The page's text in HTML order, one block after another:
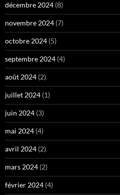
décembre 2024 (8)
novembre 2024 (7)
octobre 2024 (5)
septembre 2024 (4)
août 2024 (2)
juillet 2024 (1)
juin 2024 (3)
mai 2024 (4)
avril 2024 (2)
mars 2024 (2)
février 2024 (4)